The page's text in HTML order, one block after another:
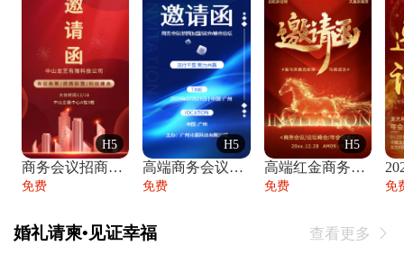
H5
商务会议招商展会科技峰会邀请函年会邀请
免费
H5
高端商务会议招商加盟展会峰会论坛邀请函
免费
H5
高端红金商务会议年会年终盛典答谢邀请函
免费 免
婚礼请柬•见证幸福 查看更多 